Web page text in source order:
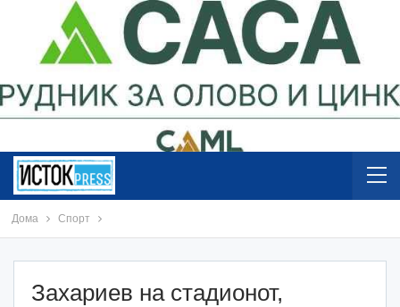
Дома Спорт
Захариев на стадионот,